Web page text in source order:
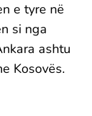
e tyre në
si nga
ashtu
Kosovës.